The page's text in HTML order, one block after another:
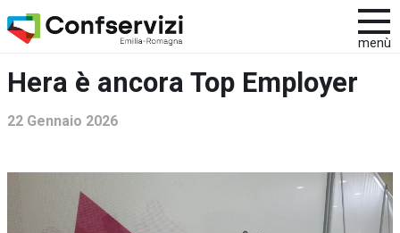
menù
Hera è ancora Top Employer
22 Gennaio 2026